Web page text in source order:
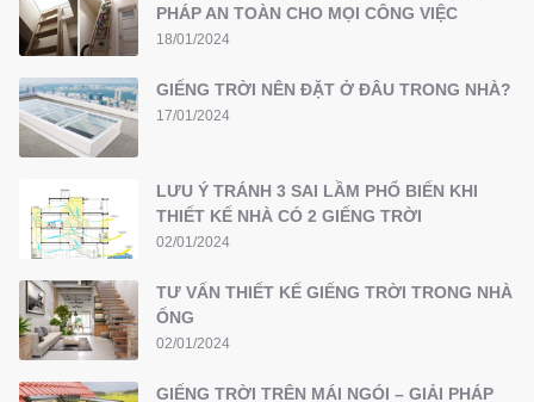
PHÁP AN TOÀN CHO MỌI CÔNG VIỆC
18/01/2024
GIẾNG TRỜI NÊN ĐẶT Ở ĐÂU TRONG NHÀ?
17/01/2024
LƯU Ý TRÁNH 3 SAI LẦM PHỔ BIẾN KHI
THIẾT KẾ NHÀ CÓ 2 GIẾNG TRỜI
02/01/2024
TƯ VẤN THIẾT KẾ GIẾNG TRỜI TRONG NHÀ
ỐNG
02/01/2024
GIẾNG TRỜI TRÊN MÁI NGÓI – GIẢI PHÁP